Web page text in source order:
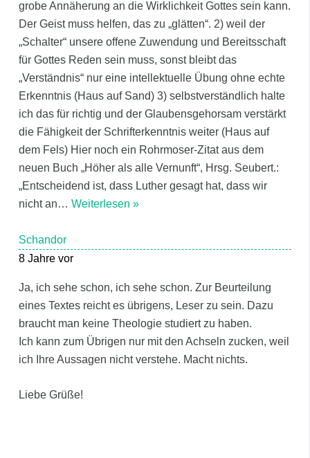
grobe Annäherung an die Wirklichkeit Gottes sein kann.
Der Geist muss helfen, das zu „glätten“. 2) weil der
„Schalter“ unsere offene Zuwendung und Bereitsschaft
für Gottes Reden sein muss, sonst bleibt das
„Verständnis“ nur eine intellektuelle Übung ohne echte
Erkenntnis (Haus auf Sand) 3) selbstverständlich halte
ich das für richtig und der Glaubensgehorsam verstärkt
die Fähigkeit der Schrifterkenntnis weiter (Haus auf
dem Fels) Hier noch ein Rohrmoser-Zitat aus dem
neuen Buch „Höher als alle Vernunft“, Hrsg. Seubert.:
„Entscheidend ist, dass Luther gesagt hat, dass wir
nicht an… Weiterlesen »
Schandor
8 Jahre vor
Ja, ich sehe schon, ich sehe schon. Zur Beurteilung
eines Textes reicht es übrigens, Leser zu sein. Dazu
braucht man keine Theologie studiert zu haben.
Ich kann zum Übrigen nur mit den Achseln zucken, weil
ich Ihre Aussagen nicht verstehe. Macht nichts.
Liebe Grüße!